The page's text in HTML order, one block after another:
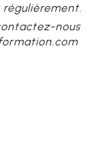
nous